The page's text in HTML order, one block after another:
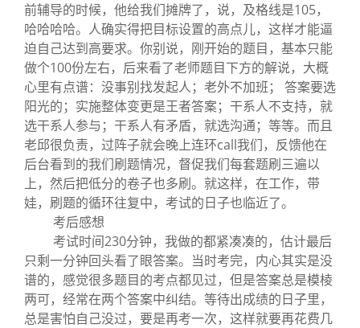
前辅导的时候，他给我们摊牌了，说，及格线是105，
哈哈哈哈。人确实得把目标设置的高点儿，这样才能逼
迫自己达到高要求。你别说，刚开始的题目，基本只能
做个100份左右，后来看了老师题目下方的解说，大概
心里有点谱：没事别找发起人；老外不加班； 答案要选
阳光的；实施整体变更是王者答案；干系人不支持，就
选干系人参与；干系人有矛盾，就选沟通；等等。而且
老邱很负责，过阵子就会晚上连环call我们，反馈他在
后台看到的我们刷题情况，督促我们每套题刷三遍以
上，然后把低分的卷子也多刷。就这样，在工作，带
娃，刷题的循环往复中，考试的日子也临近了。
考后感想
考试时间230分钟，我做的都紧凑凑的，估计最后
只剩一分钟回头看了眼答案。当时考完，内心其实是没
谱的，感觉很多题目的考点都见过，但是答案总是模棱
两可，经常在两个答案中纠结。等待出成绩的日子里，
总是害怕自己没过，要是再考一次，这样就要再花费几